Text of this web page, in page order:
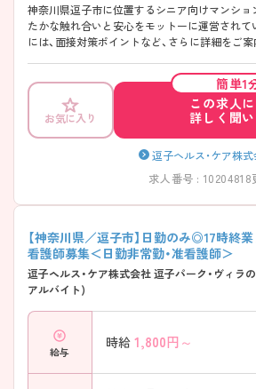
神奈川県逗子市に位置するシニア向けマンショ
たかな触れ合いと安心をモットーに運営され
には、面接対策ポイントなど、さらに詳細をご
お気に入り
簡単1
この求人
詳しく聞
逗子ヘルス・ケア株
求人番号 : 10204818
【神奈川県／逗子市】日勤のみ◎17時終
看護師募集＜日勤非常勤・准看護師＞
逗子ヘルス・ケア株式会社 逗子パーク・ヴィラ
アルバイト)
給与
時給 1,800円～